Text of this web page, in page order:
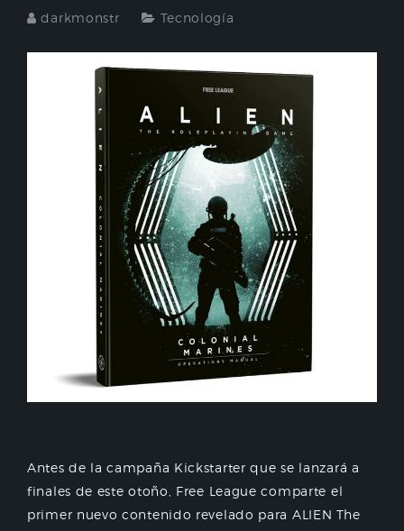
darkmonstr Tecnología
Antes de la campaña Kickstarter que se lanzará a
finales de este otoño, Free League comparte el
primer nuevo contenido revelado para ALIEN The